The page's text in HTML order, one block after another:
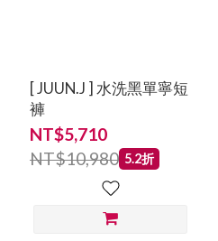
[ JUUN.J ] 水洗黑單寧短
褲
NT$5,710
NT$10,980 5.2折